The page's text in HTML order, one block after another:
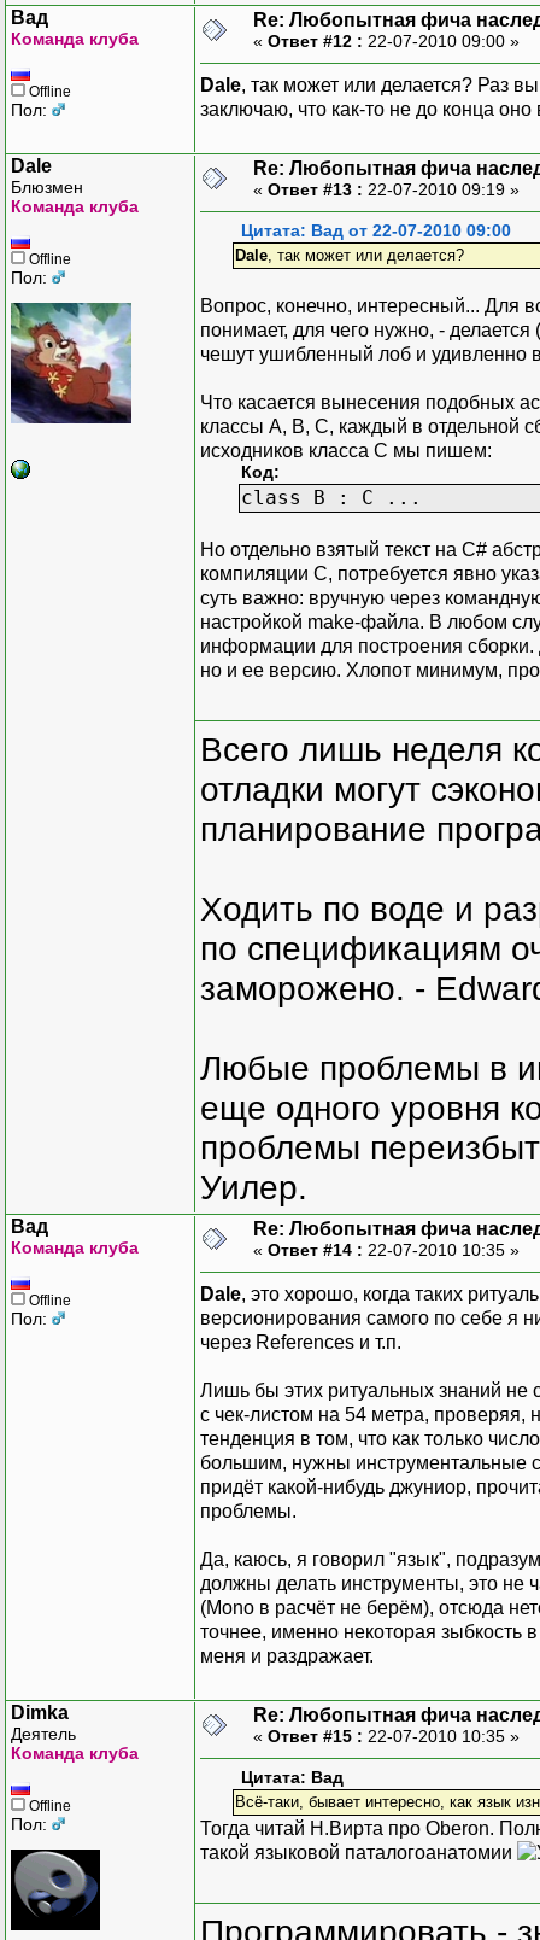
Вад
Команда клуба
Offline
Пол:
Re: Любопытная фича
« Ответ #12 : 22-07-2010 09:00 »
Dale, так может или делается? Раз
заключаю, что как-то не до конца
Dale
Блюзмен
Команда клуба
Offline
Пол:
Re: Любопытная фича
« Ответ #13 : 22-07-2010 09:19 »
Цитата: Вад от 22-07-2010 09:00
Dale, так может или делается?
Вопрос, конечно, интересный... Для
понимает, для чего нужно, -
чешут ушибленный лоб и удивленно
Что касается вынесения подобных
классы А, В, С, каждый в отдельной
исходников класса С мы пишем:
Код:
class B : C ...
Но отдельно взятый текст на C#
компиляции С, потребуется явно
суть важно: вручную через
настройкой make-файла. В любом
информации для построения
но и ее версию. Хлопот минимум,
Всего лишь неделя
отладки могут
планирование
Ходить по воде и
по спецификациям
заморожено. -
Любые проблемы в
еще одного уровня
проблемы
Уилер.
Вад
Команда клуба
Offline
Пол:
Re: Любопытная фича
« Ответ #14 : 22-07-2010 10:35 »
Dale, это хорошо, когда таких
версионирования самого по себе я
через References и т.п.
Лишь бы этих ритуальных знаний не
с чек-листом на 54 метра, проверяя,
тенденция в том, что как только
большим, нужны инструментальные
придёт какой-нибудь джуниор,
проблемы.
Да, каюсь, я говорил "язык",
должны делать инструменты, это не
(Mono в расчёт не берём), отсюда
точнее, именно некоторая зыбкость
меня и раздражает.
Dimka
Деятель
Команда клуба
Offline
Пол:
Re: Любопытная фича
« Ответ #15 : 22-07-2010 10:35 »
Цитата: Вад
Всё-таки, бывает интересно, как язык
Тогда читай Н.Вирта про Oberon.
такой языковой паталогоанатомии
Программировать -